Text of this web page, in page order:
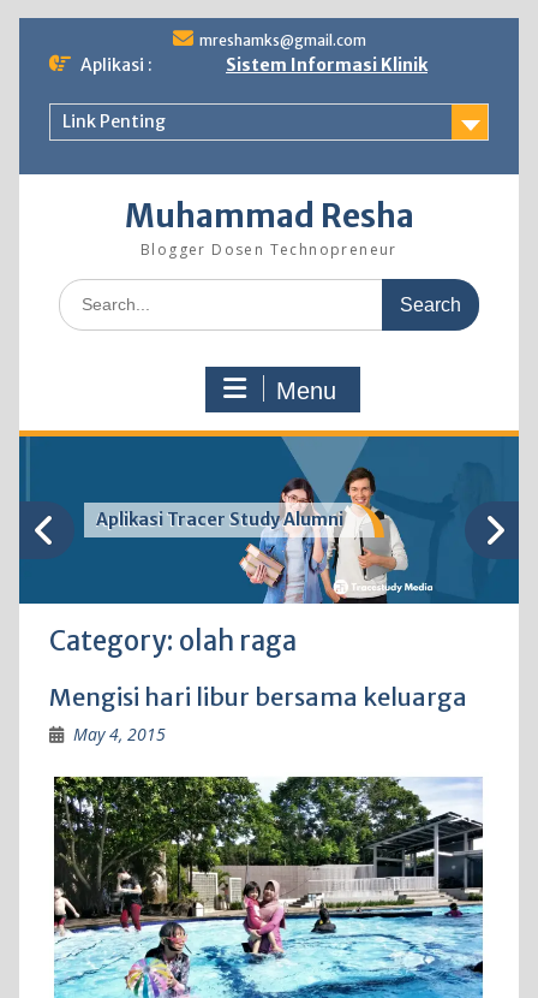
to
content
mreshamks@gmail.com
Aplikasi : Sistem Informasi Klinik
Link Penting
Muhammad Resha
Blogger Dosen Technopreneur
Search
for:
Menu
Aplikasi Tracer Study Alumni
Category: olah raga
Mengisi hari libur bersama keluarga
May 4, 2015